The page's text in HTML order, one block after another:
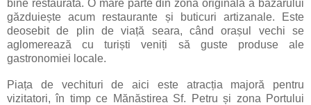
bine restaurată. O mare parte din zona originală a bazarului
găzduiește acum restaurante și buticuri artizanale. Este
deosebit de plin de viață seara, când orașul vechi se
aglomerează cu turiști veniți să guste produse ale
gastronomiei locale.
Piața de vechituri de aici este atracția majoră pentru
vizitatori, în timp ce Mănăstirea Sf. Petru și zona Portului